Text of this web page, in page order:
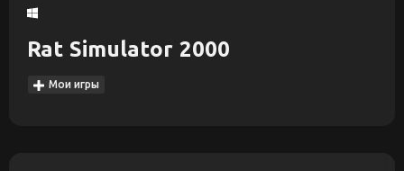
Rat Simulator 2000
Мои игры